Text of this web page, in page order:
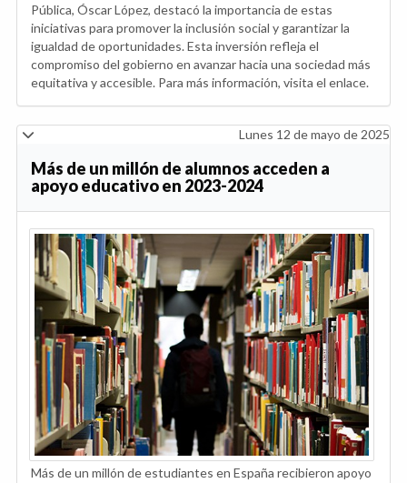
Pública, Óscar López, destacó la importancia de estas
iniciativas para promover la inclusión social y garantizar la
igualdad de oportunidades. Esta inversión refleja el
compromiso del gobierno en avanzar hacia una sociedad más
equitativa y accesible. Para más información, visita el enlace.
Lunes 12 de mayo de 2025
Más de un millón de alumnos acceden a
apoyo educativo en 2023-2024
Más de un millón de estudiantes en España recibieron apoyo